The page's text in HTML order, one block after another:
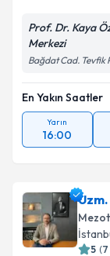
Prof. Dr. Kaya
Merkezi
Bağdat Cad. Tevfik
En Yakın Saatler
Yarın
16:00
Uzm.
5 (7